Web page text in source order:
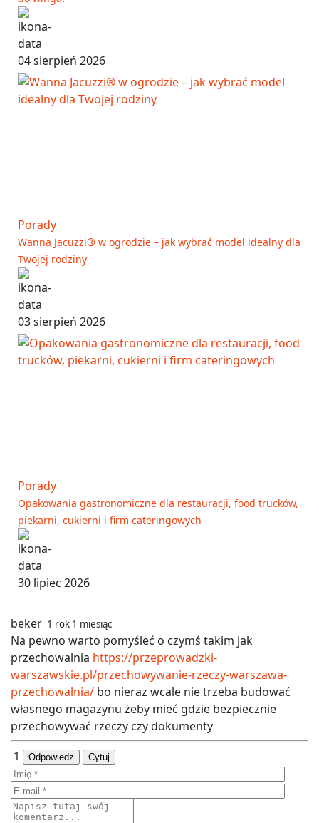
04 sierpień 2026
Porady
Wanna Jacuzzi® w ogrodzie – jak wybrać model idealny dla
Twojej rodziny
03 sierpień 2026
Porady
Opakowania gastronomiczne dla restauracji, food trucków,
piekarni, cukierni i firm cateringowych
30 lipiec 2026
beker 1 rok 1 miesiąc
Na pewno warto pomyśleć o czymś takim jak
przechowalnia https://przeprowadzki-
warszawskie.pl/przechowywanie-rzeczy-warszawa-
przechowalnia/ bo nieraz wcale nie trzeba budować
własnego magazynu żeby mieć gdzie bezpiecznie
przechowywać rzeczy czy dokumenty
1
Odpowiedz Cytuj